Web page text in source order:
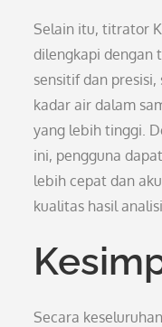
Selain itu, titrator
dilengkapi dengan
sensitif dan
kadar air dalam
yang lebih tinggi.
ini, pengguna
lebih cepat dan
kualitas hasil
Secara